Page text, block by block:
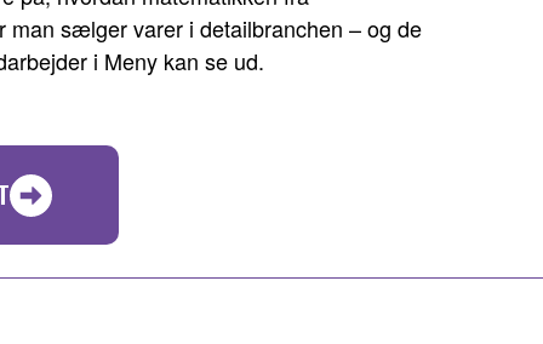
sælger varer i detailbranchen – og de
i Meny kan se ud.